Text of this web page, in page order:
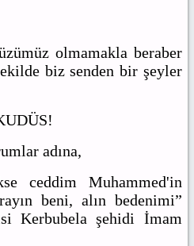
olmamakla beraber
biz senden bir şeyler
adına,
ceddim Muhammed'in
beni, alın bedenimi”
Kerbubela şehidi İmam